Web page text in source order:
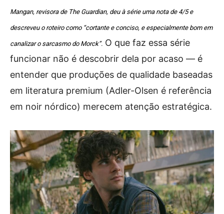
Mangan, revisora de The Guardian, deu à série uma nota de 4/5 e
descreveu o roteiro como “cortante e conciso, e especialmente bom em
canalizar o sarcasmo do Morck”. O que faz essa série
funcionar não é descobrir dela por acaso — é
entender que produções de qualidade baseadas
em literatura premium (Adler-Olsen é referência
em noir nórdico) merecem atenção estratégica.